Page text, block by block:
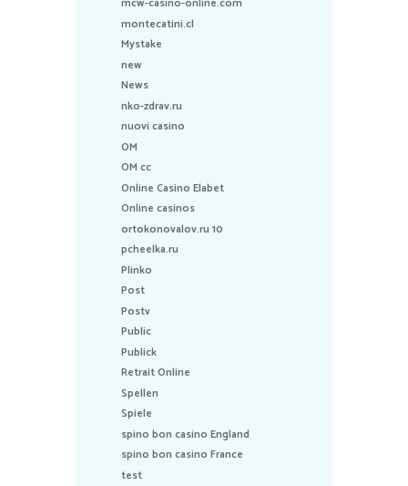
montecatini.cl
Mystake
new
News
nko-zdrav.ru
nuovi casino
OM
OM cc
Online Casino Elabet
Online casinos
ortokonovalov.ru 10
pcheelka.ru
Plinko
Post
Postv
Public
Publick
Retrait Online
Spellen
Spiele
spino bon casino England
spino bon casino France
test